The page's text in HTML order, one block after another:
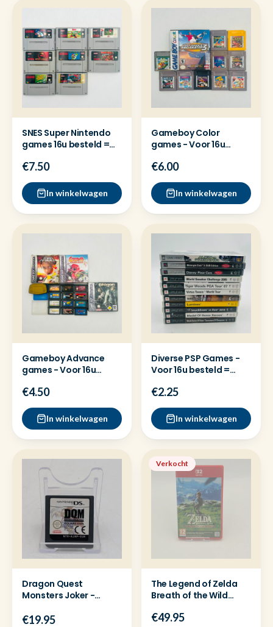
SNES Super Nintendo
games 16u besteld =
€7.50
In winkelwagen
Gameboy Color
games - Voor 16u
dag verzon
€6.00
In winkelwagen
Gameboy Advance
games - Voor 16u
dag verz
€4.50
In winkelwagen
Diverse PSP Games -
Voor 16u besteld =
verzonden
€2.25
In winkelwagen
Dragon Quest
Monsters Joker -
los
€19.95
Verkocht
The Legend of Zelda
Breath of the Wild
€49.95